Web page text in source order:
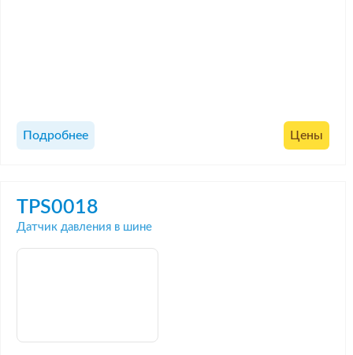
Подробнее Цены
TPS0018
Датчик давления в шине